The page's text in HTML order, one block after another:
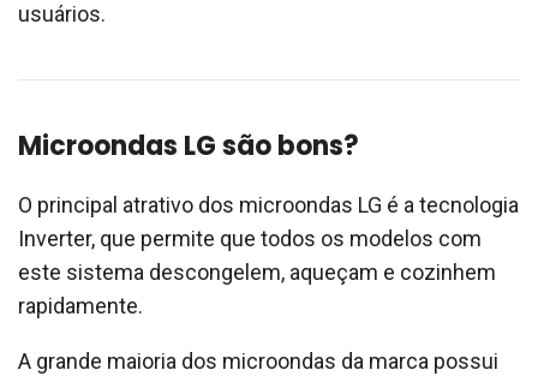
usuários.
Microondas LG são bons?
O principal atrativo dos microondas LG é a tecnologia
Inverter, que permite que todos os modelos com
este sistema descongelem, aqueçam e cozinhem
rapidamente.
A grande maioria dos microondas da marca possui